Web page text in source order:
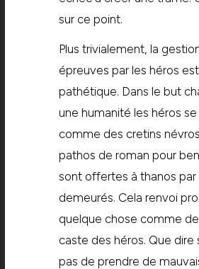
sur ce point.
Plus trivialement, la
épreuves par les héros
pathétique. Dans le but
une humanité les héros
comme des cretins
pathos de roman pour
sont offertes à thanos
demeurés. Cela renvoi
quelque chose comme de
caste des héros. Que dire
pas de prendre de